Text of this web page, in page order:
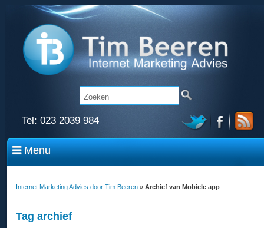
Tel: 023 2039 984
Menu
Internet Marketing Advies door Tim Beeren » Archief van Mobiele app
Tag archief